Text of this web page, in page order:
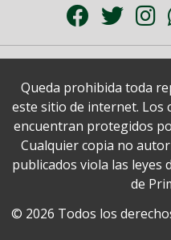
Queda prohibida toda
este sitio de internet. Los
encuentran protegidos
Cualquier copia no
publicados viola las leyes
de
© 2026 Todos los